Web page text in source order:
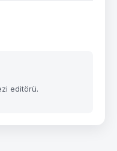
editörü.